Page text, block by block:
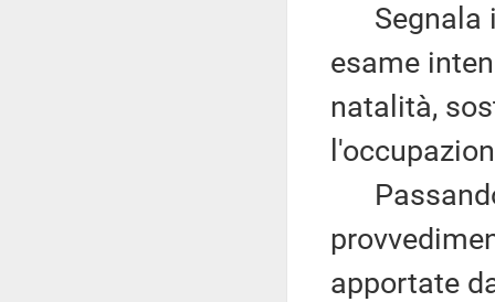
Segnala
esame
natalità,
apportate